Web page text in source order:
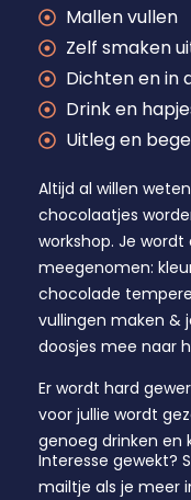
Mallen vullen
Zelf smaken
Dichten en in
Drink en
Uitleg en
Altijd al willen
chocolaatjes
workshop. Je
meegenomen:
chocolade
vullingen maken &
doosjes mee naar
Er wordt hard
voor jullie wordt
genoeg drinken en
Interesse gewekt?
mailtje als je meer